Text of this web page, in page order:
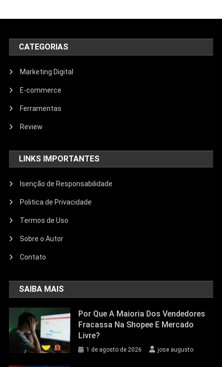
CATEGORIAS
Marketing Digital
E-commerce
Ferramentas
Review
LINKS IMPORTANTES
Isenção de Responsabilidade
Politica de Privacidade
Termos de Uso
Sobre o Autor
Contato
SAIBA MAIS
Por Que A Maioria Dos Vendedores
Fracassa Na Shopee E Mercado
Livre?
1 de agosto de 2026 jose augusto